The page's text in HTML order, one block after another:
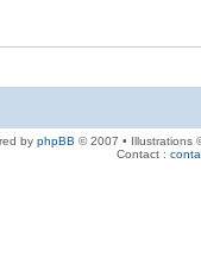
by phpBB © 2007 • Illustrations
Contact :